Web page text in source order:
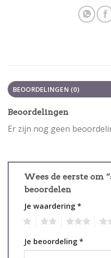
BEOORDELINGEN (0)
Beoordelingen
Er zijn nog geen
Wees de eerste om
beoordelen
Je waardering *
Je beoordeling *